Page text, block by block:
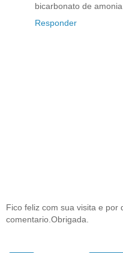
bicarbonato de amonia
Responder
Fico feliz com sua visita e por
comentario.Obrigada.